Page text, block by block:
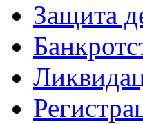
Защита